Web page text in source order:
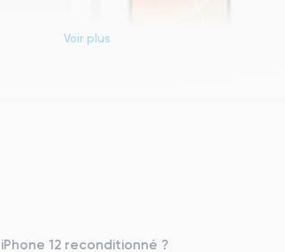
Poids
Voir plus
12 reconditionné ?